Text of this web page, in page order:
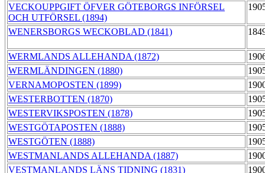
VECKOUPPGIFT ÖFVER GÖTEBORGS INFÖRSEL
OCH UTFÖRSEL (1894)
WENERSBORGS WECKOBLAD (1841)
WERMLANDS ALLEHANDA (1872)
WERMLÄNDINGEN (1880)
VERNAMOPOSTEN (1899)
WESTERBOTTEN (1870)
WESTERVIKSPOSTEN (1878)
WESTGÖTAPOSTEN (1888)
WESTGÖTEN (1888)
WESTMANLANDS ALLEHANDA (1887)
VESTMANLANDS LÄNS TIDNING (1831)